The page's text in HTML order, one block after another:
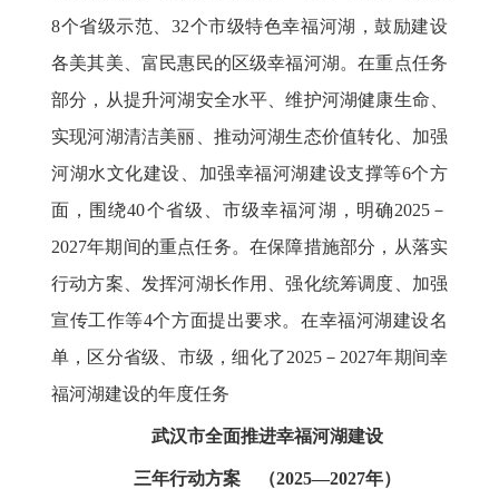
8个省级示范、32个市级特色幸福河湖，鼓励建设
各美其美、富民惠民的区级幸福河湖。在重点任务
部分，从提升河湖安全水平、维护河湖健康生命、
实现河湖清洁美丽、推动河湖生态价值转化、加强
河湖水文化建设、加强幸福河湖建设支撑等6个方
面，围绕40个省级、市级幸福河湖，明确2025－
2027年期间的重点任务。在保障措施部分，从落实
行动方案、发挥河湖长作用、强化统筹调度、加强
宣传工作等4个方面提出要求。在幸福河湖建设名
单，区分省级、市级，细化了2025－2027年期间幸
福河湖建设的年度任务
武汉市全面推进幸福河湖建设
三年行动方案 （2025—2027年）